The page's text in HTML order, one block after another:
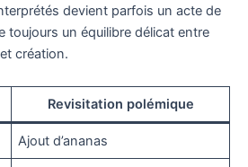
devient parfois un acte de
toujours un équilibre délicat entre
création.
Revisitation polémique
Ajout d’ananas